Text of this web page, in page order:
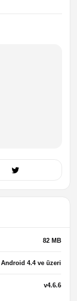
82 MB
Android 4.4 ve üzeri
v4.6.6